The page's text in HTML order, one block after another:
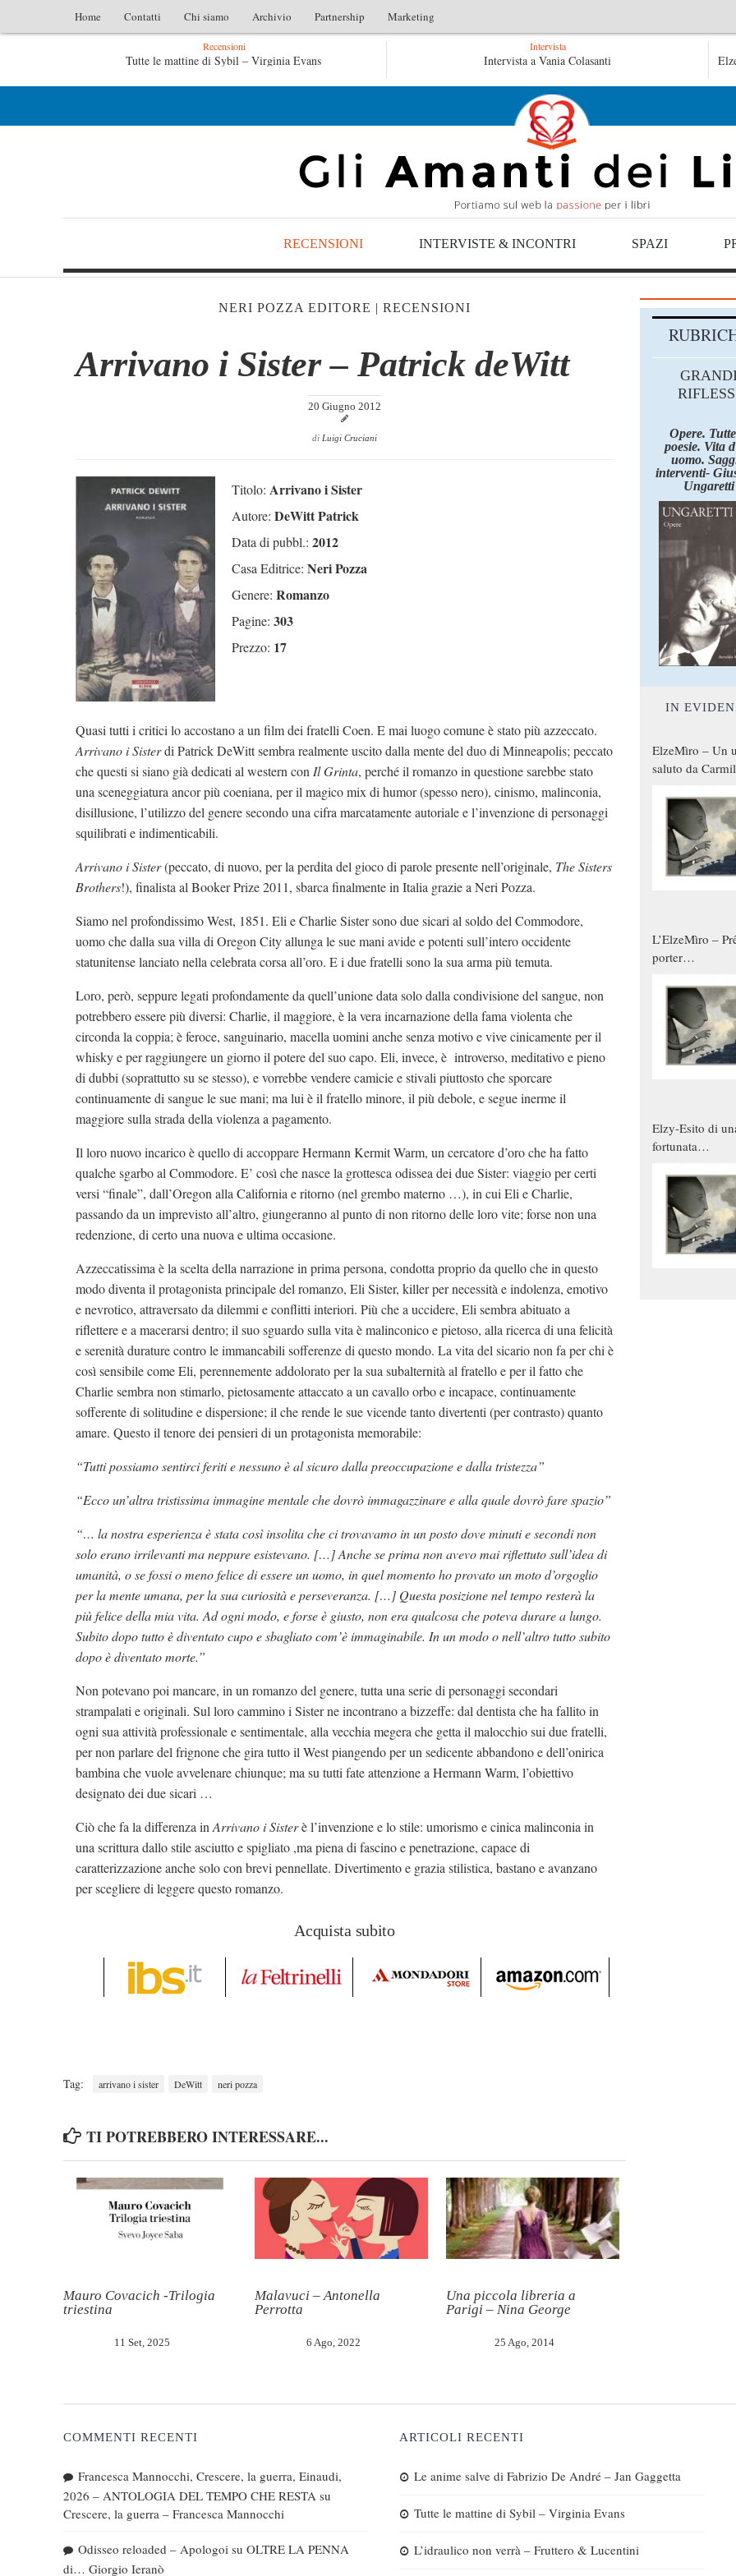
Home Contatti Chi siamo Archivio Partnership Marketing
Recensioni
L’idraulico non verrà – Fruttero & Lucentini Le anime salve di Fabrizio De André – Jan Gaggetta
Le anime salve di Fabrizio De André – Jan Gaggetta
Intervista
Intervista a Vania Colasanti
RECENSIONI INTERVISTE & INCONTRI SPAZI
NERI POZZA EDITORE | RECENSIONI
Arrivano i Sister – Patrick deWitt
20 Giugno 2012
di Luigi Cruciani
Titolo: Arrivano i Sister
Autore: DeWitt Patrick
Data di pubbl.: 2012
Casa Editrice: Neri Pozza
Genere: Romanzo
Pagine: 303
Prezzo: 17
Quasi tutti i critici lo accostano a un film dei fratelli Coen. E mai luogo comune è stato più azzeccato.
Arrivano i Sisterdi Patrick DeWitt sembra realmente uscito dalla mente del duo di Minneapolis; peccato
che questi si siano già dedicati al western con Il Grinta, perché il romanzo in questione sarebbe stato
una sceneggiatura ancor più coeniana, per il magico mix di humor (spesso nero), cinismo, malinconia,
disillusione, l’utilizzo del genere secondo una cifra marcatamente autoriale e l’invenzione di personaggi
squilibrati e indimenticabili.
Arrivano i Sister(peccato, di nuovo, per la perdita del gioco di parole presente nell’originale, The Sisters
Brothers!), finalista al Booker Prize 2011, sbarca finalmente in Italia grazie a Neri Pozza.
Siamo nel profondissimo West, 1851. Eli e Charlie Sister sono due sicari al soldo del Commodore,
uomo che dalla sua villa di Oregon City allunga le sue mani avide e potenti sull’intero occidente
statunitense lanciato nella celebrata corsa all’oro. E i due fratelli sono la sua arma più temuta.
Loro, però, seppure legati profondamente da quell’unione data solo dalla condivisione del sangue, non
potrebbero essere più diversi: Charlie, il maggiore, è la vera incarnazione della fama violenta che
circonda la coppia; è feroce, sanguinario, macella uomini anche senza motivo e vive cinicamente per il
whisky e per raggiungere un giorno il potere del suo capo. Eli, invece, è introverso, meditativo e pieno
di dubbi (soprattutto su se stesso), e vorrebbe vendere camicie e stivali piuttosto che sporcare
continuamente di sangue le sue mani; ma lui è il fratello minore, il più debole, e segue inerme il
maggiore sulla strada della violenza a pagamento.
Il loro nuovo incarico è quello di accoppare Hermann Kermit Warm, un cercatore d’oro che ha fatto
qualche sgarbo al Commodore. E’ così che nasce la grottesca odissea dei due Sister: viaggio per certi
versi “finale”, dall’Oregon alla California e ritorno (nel grembo materno …), in cui Eli e Charlie,
passando da un imprevisto all’altro, giungeranno al punto di non ritorno delle loro vite; forse non una
redenzione, di certo una nuova e ultima occasione.
Azzeccatissima è la scelta della narrazione in prima persona, condotta proprio da quello che in questo
modo diventa il protagonista principale del romanzo, Eli Sister, killer per necessità e indolenza, emotivo
e nevrotico, attraversato da dilemmi e conflitti interiori. Più che a uccidere, Eli sembra abituato a
riflettere e a macerarsi dentro; il suo sguardo sulla vita è malinconico e pietoso, alla ricerca di una felicità
e serenità durature contro le immancabili sofferenze di questo mondo. La vita del sicario non fa per chi è
così sensibile come Eli, perennemente addolorato per la sua subalternità al fratello e per il fatto che
Charlie sembra non stimarlo, pietosamente attaccato a un cavallo orbo e incapace, continuamente
sofferente di solitudine e dispersione; il che rende le sue vicende tanto divertenti (per contrasto) quanto
amare. Questo il tenore dei pensieri di un protagonista memorabile:
“Tutti possiamo sentirci feriti e nessuno è al sicuro dalla preoccupazione e dalla tristezza”
“Ecco un’altra tristissima immagine mentale che dovrò immagazzinare e alla quale dovrò fare spazio”
“… la nostra esperienza è stata così insolita che ci trovavamo in un posto dove minuti e secondi non
solo erano irrilevanti ma neppure esistevano. […] Anche se prima non avevo mai riflettuto sull’idea di
umanità, o se fossi o meno felice di essere un uomo, in quel momento ho provato un moto d’orgoglio
per la mente umana, per la sua curiosità e perseveranza. […] Questa posizione nel tempo resterà la
più felice della mia vita. Ad ogni modo, e forse è giusto, non era qualcosa che poteva durare a lungo.
Subito dopo tutto è diventato cupo e sbagliato com’è immaginabile. In un modo o nell’altro tutto subito
dopo è diventato morte.”
Non potevano poi mancare, in un romanzo del genere, tutta una serie di personaggi secondari
strampalati e originali. Sul loro cammino i Sister ne incontrano a bizzeffe: dal dentista che ha fallito in
ogni sua attività professionale e sentimentale, alla vecchia megera che getta il malocchio sui due fratelli,
per non parlare del frignone che gira tutto il West piangendo per un sedicente abbandono e dell’onirica
bambina che vuole avvelenare chiunque; ma su tutti fate attenzione a Hermann Warm, l’obiettivo
designato dei due sicari …
Ciò che fa la differenza in Arrivano i Sisterè l’invenzione e lo stile: umorismo e cinica malinconia in
una scrittura dallo stile asciutto e spigliato ,ma piena di fascino e penetrazione, capace di
caratterizzazione anche solo con brevi pennellate. Divertimento e grazia stilistica, bastano e avanzano
per scegliere di leggere questo romanzo.
Acquista subito
Tag: arrivano i sister DeWitt neri pozza
TI POTREBBERO INTERESSARE...
Mauro Covacich -Trilogia
triestina
11 Set, 2025
Malavuci – Antonella
Perrotta
6 Ago, 2022
Una piccola libreria a
Parigi – Nina George
25 Ago, 2014
Opere.
poesie. Vita
uomo.
interventi-
Ungaretti
IN
ElzeMìro – Un
saluto da
qualche modo
donne
L’ElzeMìro –
porter
Elzy-Esito di
fortunata
COMMENTI RECENTI
Francesca Mannocchi, Crescere, la guerra, Einaudi,
2026 – ANTOLOGIA DEL TEMPO CHE RESTA su
Crescere, la guerra – Francesca Mannocchi
Odisseo reloaded – Apologoi su OLTRE LA PENNA
di… Giorgio Ieranò
ARTICOLI RECENTI
Le anime salve di Fabrizio De André – Jan Gaggetta
Tutte le mattine di Sybil – Virginia Evans
L’idraulico non verrà – Fruttero & Lucentini